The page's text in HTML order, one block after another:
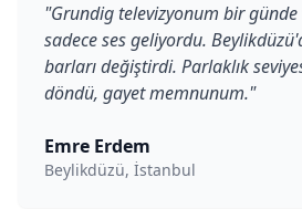
"Grundig televizyonum bir
sadece ses geliyordu.
barları değiştirdi. Parlaklık
döndü, gayet memnunum."
Emre Erdem
Beylikdüzü, İstanbul